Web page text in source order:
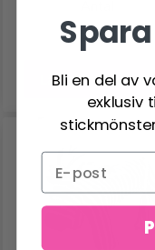
Lägg till
Bli en del av
exklusiv